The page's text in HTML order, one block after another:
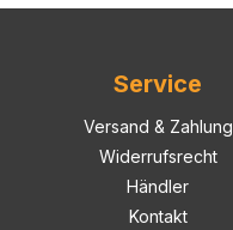
Service
Versand & Zahlung
Widerrufsrecht
Händler
Kontakt